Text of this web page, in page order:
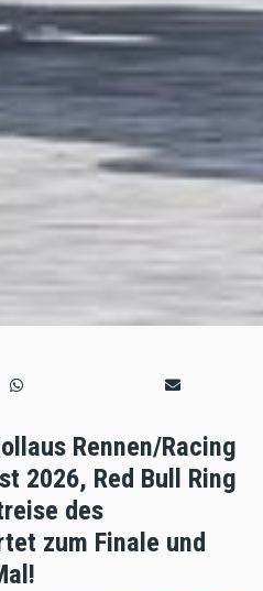
Rennen/Racing
2026, Red Bull Ring
des
zum Finale und